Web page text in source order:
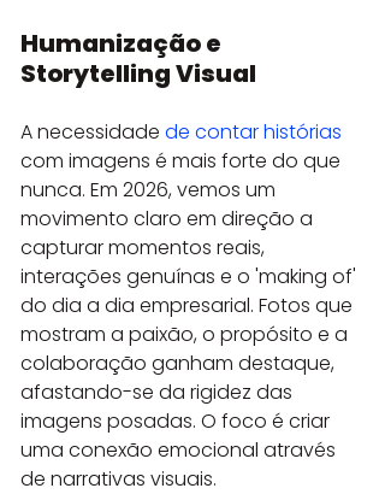
Humanização e
Storytelling Visual
A necessidade de contar histórias
com imagens é mais forte do que
nunca. Em 2026, vemos um
movimento claro em direção a
capturar momentos reais,
interações genuínas e o 'making of'
do dia a dia empresarial. Fotos que
mostram a paixão, o propósito e a
colaboração ganham destaque,
afastando-se da rigidez das
imagens posadas. O foco é criar
uma conexão emocional através
de narrativas visuais.